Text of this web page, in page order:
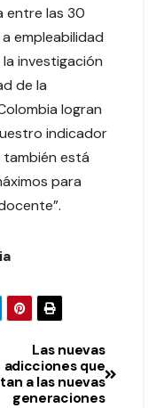
entre las 30
empleabilidad
investigación
de la
logran
indicador
también está
para
Las nuevas
adicciones que
a las nuevas
generaciones